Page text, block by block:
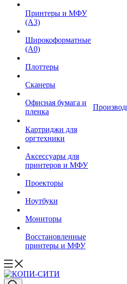
Принтеры и МФУ
(А3)
Широкоформатные
(А0)
Плоттеры
Сканеры
Офисная бумага и
пленка
Картриджи для
оргтехники
Аксессуары для
принтеров и МФУ
Проекторы
Ноутбуки
Мониторы
Восстановленные
принтеры и МФУ